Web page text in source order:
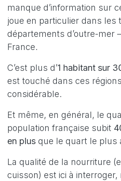
manque d’information sur
joue en particulier dans les
départements d’outre-mer
France.
C’est plus d’1 habitant sur
est touché dans ces
considérable.
Et même, en général, le
population française subit
en plus que le quart le plus
La qualité de la nourriture
cuisson) est ici à